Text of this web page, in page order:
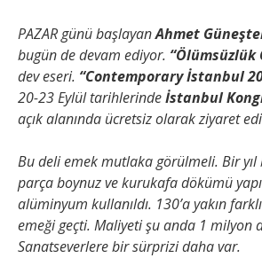
PAZAR günü başlayanAhmet
bugün de devam ediyor. “Ölümsüzlük
dev eseri. “Contemporary İstanbul
20-23 Eylül tarihlerindeİstanbul
açık alanında ücretsiz olarak ziyaret
Bu deli emek mutlaka görülmeli. Bir
parça boynuz ve kurukafa dökümü
alüminyum kullanıldı. 130’a yakın
emeği geçti. Maliyeti şu anda 1 milyon
Sanatseverlere bir sürprizi daha var.